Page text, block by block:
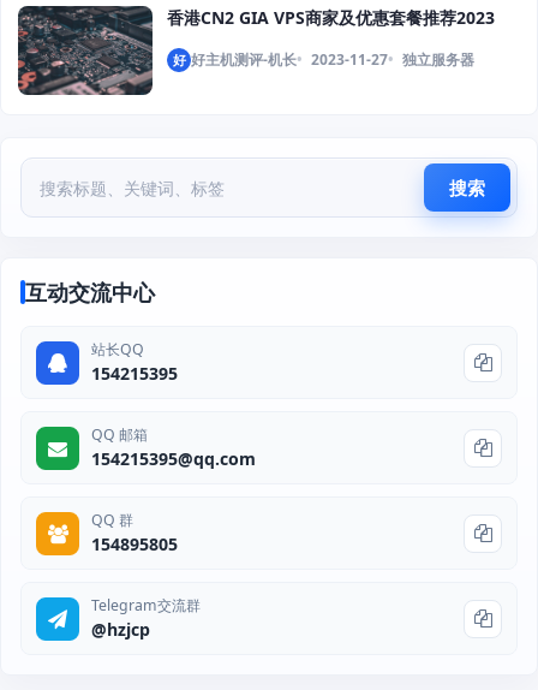
香港CN2 GIA VPS商家及优惠套餐推荐2023
好 好主机测评-机长 2023-11-27 独立服务器
搜索
互动交流中心
站长QQ
154215395
QQ 邮箱
154215395@qq.com
QQ 群
154895805
Telegram交流群
@hzjcp